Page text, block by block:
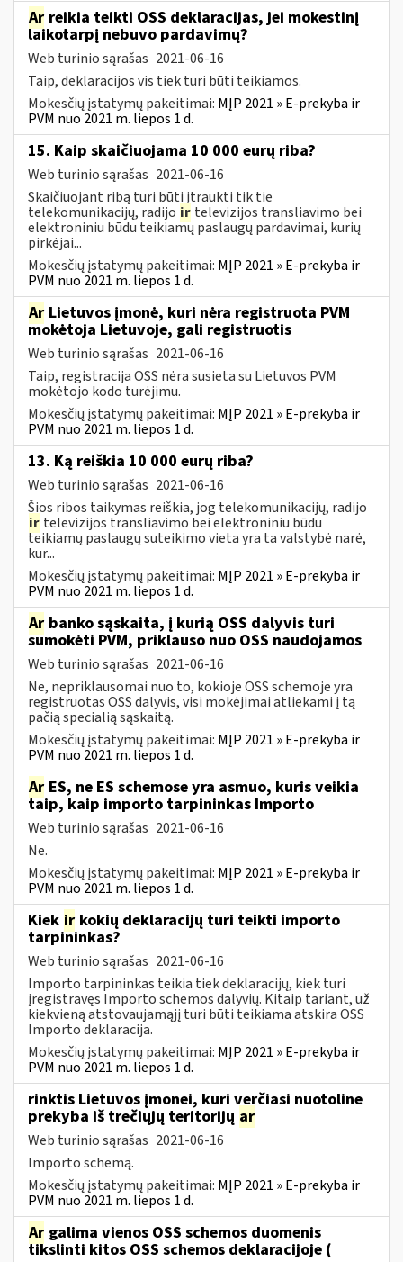
Ar reikia teikti OSS deklaracijas, jei mokestinį
laikotarpį nebuvo pardavimų?
Web turinio sąrašas 2021-06-16
Taip, deklaracijos vis tiek turi būti teikiamos.
Mokesčių įstatymų pakeitimai: MĮP 2021 » E-prekyba ir
PVM nuo 2021 m. liepos 1 d.
15. Kaip skaičiuojama 10 000 eurų riba?
Web turinio sąrašas 2021-06-16
Skaičiuojant ribą turi būti įtraukti tik tie
telekomunikacijų, radijo ir televizijos transliavimo bei
elektroniniu būdu teikiamų paslaugų pardavimai, kurių
pirkėjai...
Mokesčių įstatymų pakeitimai: MĮP 2021 » E-prekyba ir
PVM nuo 2021 m. liepos 1 d.
Ar Lietuvos įmonė, kuri nėra registruota PVM
mokėtoja Lietuvoje, gali registruotis
Web turinio sąrašas 2021-06-16
Taip, registracija OSS nėra susieta su Lietuvos PVM
mokėtojo kodo turėjimu.
Mokesčių įstatymų pakeitimai: MĮP 2021 » E-prekyba ir
PVM nuo 2021 m. liepos 1 d.
13. Ką reiškia 10 000 eurų riba?
Web turinio sąrašas 2021-06-16
Šios ribos taikymas reiškia, jog telekomunikacijų, radijo
ir televizijos transliavimo bei elektroniniu būdu
teikiamų paslaugų suteikimo vieta yra ta valstybė narė,
kur...
Mokesčių įstatymų pakeitimai: MĮP 2021 » E-prekyba ir
PVM nuo 2021 m. liepos 1 d.
Ar banko sąskaita, į kurią OSS dalyvis turi
sumokėti PVM, priklauso nuo OSS naudojamos
Web turinio sąrašas 2021-06-16
Ne, nepriklausomai nuo to, kokioje OSS schemoje yra
registruotas OSS dalyvis, visi mokėjimai atliekami į tą
pačią specialią sąskaitą.
Mokesčių įstatymų pakeitimai: MĮP 2021 » E-prekyba ir
PVM nuo 2021 m. liepos 1 d.
Ar ES, ne ES schemose yra asmuo, kuris veikia
taip, kaip importo tarpininkas Importo
Web turinio sąrašas 2021-06-16
Ne.
Mokesčių įstatymų pakeitimai: MĮP 2021 » E-prekyba ir
PVM nuo 2021 m. liepos 1 d.
Kiek ir kokių deklaracijų turi teikti importo
tarpininkas?
Web turinio sąrašas 2021-06-16
Importo tarpininkas teikia tiek deklaracijų, kiek turi
įregistravęs Importo schemos dalyvių. Kitaip tariant, už
kiekvieną atstovaujamąjį turi būti teikiama atskira OSS
Importo deklaracija.
Mokesčių įstatymų pakeitimai: MĮP 2021 » E-prekyba ir
PVM nuo 2021 m. liepos 1 d.
rinktis Lietuvos įmonei, kuri verčiasi nuotoline
prekyba iš trečiųjų teritorijų ar
Web turinio sąrašas 2021-06-16
Importo schemą.
Mokesčių įstatymų pakeitimai: MĮP 2021 » E-prekyba ir
PVM nuo 2021 m. liepos 1 d.
Ar galima vienos OSS schemos duomenis
tikslinti kitos OSS schemos deklaracijoje (